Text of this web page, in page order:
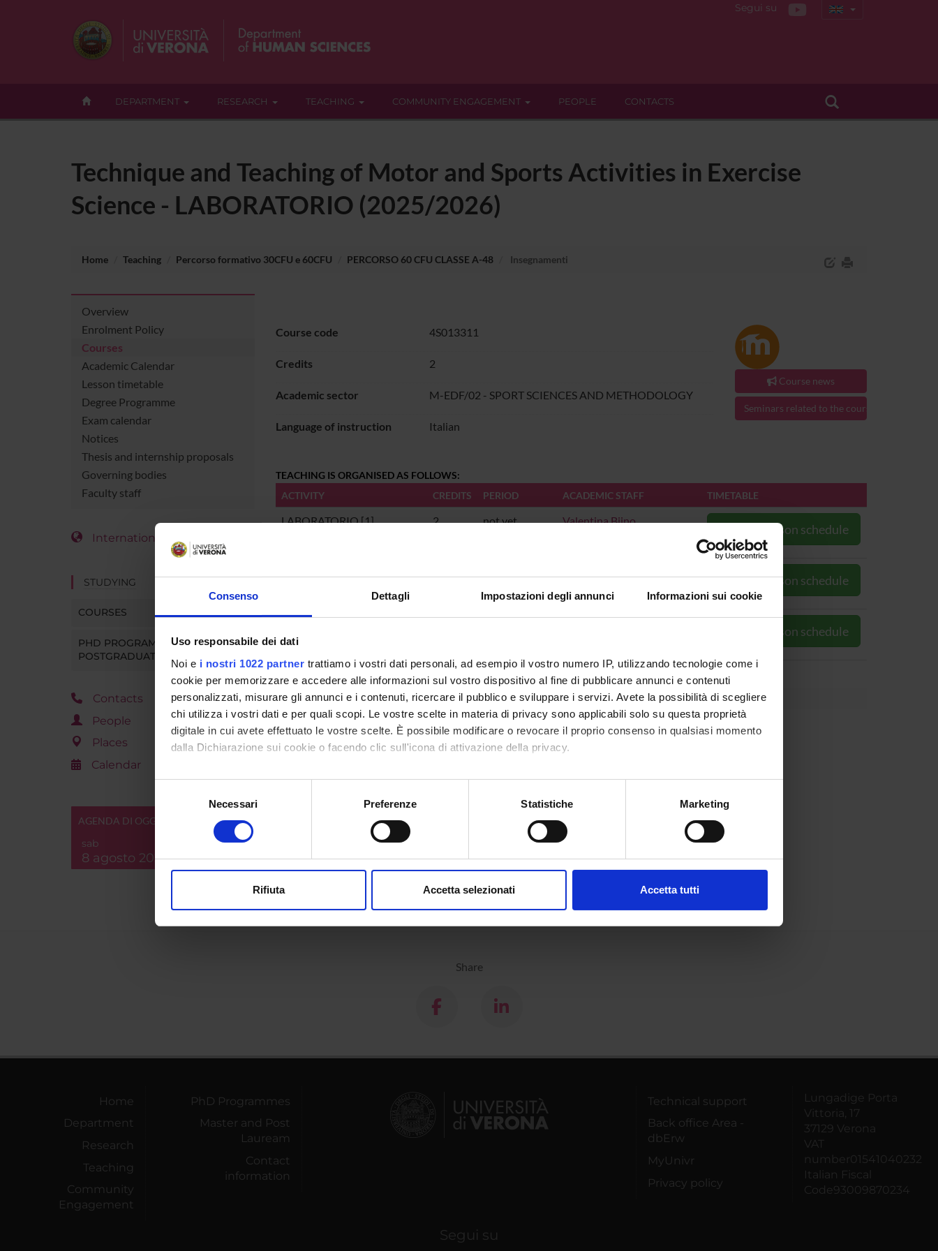
Consenso Dettagli Impostazioni degli annunci Informazioni sui cookie
Uso responsabile dei dati
Noi e i nostri 1022 partner trattiamo i vostri dati personali, ad esempio il vostro numero IP, utilizzando tecnologie come i
cookie per memorizzare e accedere alle informazioni sul vostro dispositivo al fine di pubblicare annunci e contenuti
personalizzati, misurare gli annunci e i contenuti, ricercare il pubblico e sviluppare i servizi. Avete la possibilità di scegliere
chi utilizza i vostri dati e per quali scopi. Le vostre scelte in materia di privacy sono applicabili solo su questa proprietà
digitale in cui avete effettuato le vostre scelte. È possibile modificare o revocare il proprio consenso in qualsiasi momento
dalla Dichiarazione sui cookie o facendo clic sull'icona di attivazione della privacy.
Con il tuo consenso, vorremmo anche:
raccogliere informazioni sulla tua posizione geografica, con un'approssimazione di qualche metro,
digitali).
modificare o ritirare il tuo consenso in qualsiasi momento dalla Dichiarazione sui cookie.
del
consenso
Necessari Preferenze Statistiche Marketing
Rifiuta Accetta selezionati Accetta tutti
Segui su
DEPARTMENT RESEARCH TEACHING COMMUNITY ENGAGEMENT PEOPLE CONTACTS
Technique and Teaching of Motor and Sports Activities in Exercise
Science - LABORATORIO (2025/2026)
Home Teaching Percorso formativo 30CFU e 60CFU PERCORSO 60 CFU CLASSE A-48 Insegnamenti
Overview
Enrolment Policy
Courses
Academic Calendar
Lesson timetable
Degree Programme
Exam calendar
Notices
Thesis and internship proposals
Governing bodies
Faculty staff
International Students
STUDYING
COURSES
PHD PROGRAMMES AND
POSTGRADUATE TRAINING
Contacts
People
Places
Calendar
AGENDA DI OGGI
sab
8 agosto 2026
Course code 4S013311
Credits 2
Academic sector M-EDF/02 - SPORT SCIENCES AND METHODOLOGY
Language of instruction Italian
Course news
Seminars related to the course
TEACHING IS ORGANISED AS FOLLOWS:
ACTIVITY
CREDITS PERIOD ACADEMIC STAFF TIMETABLE
LABORATORIO [1] 2
not yet
Valentina Biino
Go to lesson schedule
Go to lesson schedule
LABORATORIO [3] 2
not yet
Marco Testoni
Go to lesson schedule
REFERENCE BOOKS
See the teaching bibliography
Share
Home
Department
Research
Teaching
Community
Engagement
PhD Programmes
Master and Post
Lauream
Contact
information
Technical support
Back office Area -
dbErw
MyUnivr
Privacy policy
Lungadige Porta
Vittoria, 17
37129 Verona
VAT
number01541040232
Italian Fiscal
Code93009870234
Segui su